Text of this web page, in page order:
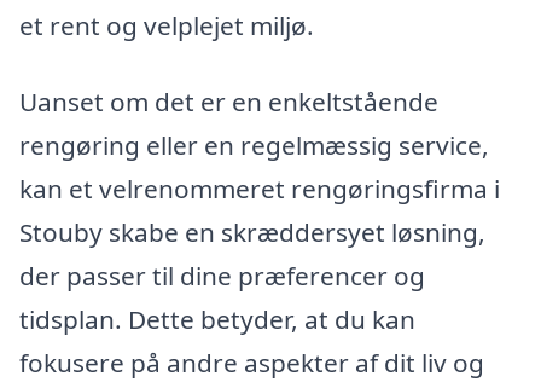
et rent og velplejet miljø.
Uanset om det er en enkeltstående
rengøring eller en regelmæssig service,
kan et velrenommeret rengøringsfirma i
Stouby skabe en skræddersyet løsning,
der passer til dine præferencer og
tidsplan. Dette betyder, at du kan
fokusere på andre aspekter af dit liv og